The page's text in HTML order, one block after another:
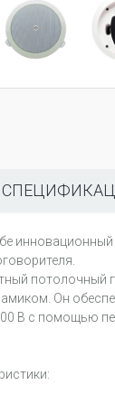
Он
В с помощью